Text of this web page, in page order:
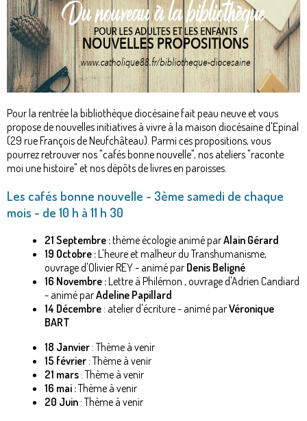
Pour la rentrée la bibliothèque diocésaine fait peau neuve et vous
propose de nouvelles initiatives à vivre à la maison diocésaine d'Epinal
(29 rue François de Neufchâteau). Parmi ces propositions, vous
pourrez retrouver nos "cafés bonne nouvelle", nos ateliers "raconte
moi une histoire" et nos dépôts de livres en paroisses.
Les cafés bonne nouvelle - 3ème samedi de chaque
mois - de 10 h à 11 h 30
21 Septembre :thème écologie animé parAlain Gérard
19 Octobre :L'heure et malheur du Transhumanisme,
ouvrage d'Olivier REY - animé par Denis Beligné
16 Novembre :Lettre à Philémon , ouvrage d'Adrien Candiard
- animé parAdeline Papillard
14 Décembre : atelier d'écriture - animé parVéronique
BART
18 Janvier : Thème à venir
15 février : Thème à venir
21 mars : Thème à venir
16 mai :Thème à venir
20 Juin : Thème à venir